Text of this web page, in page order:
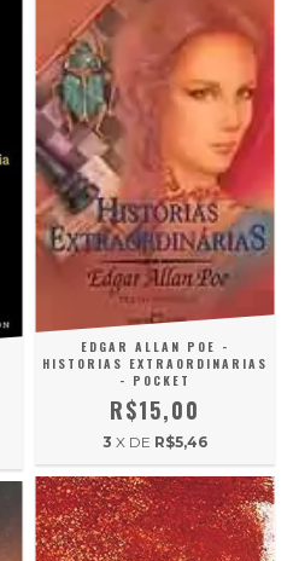
EDGAR ALLAN POE -
HISTORIAS EXTRAORDINARIAS
- POCKET
R$15,00
3 X DE R$5,46